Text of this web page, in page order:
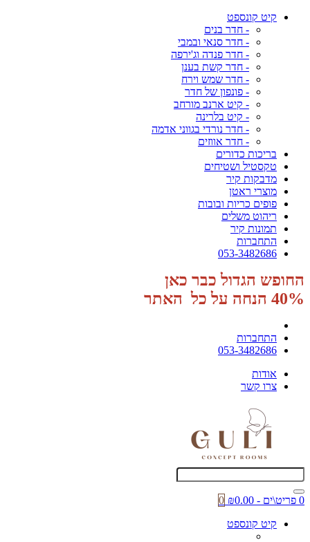
קיט קונספט
- חדר בנים
- חדר סנאי ובמבי
- חדר פנדה וג'ירפה
- חדר קשת בענן
- חדר שמש וירח
- פונפון של חדר
- קיט ארנב מורחב
- קיט בלרינה
- חדר נורדי בגווני אדמה
- חדר אווזים
בריכות כדורים
טקסטיל ושטיחים
מדבקות קיר
מוצרי ראטן
פופים כריות ובובות
ריהוט משלים
תמונות קיר
התחברות
053-3482686
החופש הגדול כבר כאן
40% הנחה על כל האתר
התחברות
053-3482686
אודות
צרו קשר
0 פריט\ים - ₪0.00
0
קיט קונספט